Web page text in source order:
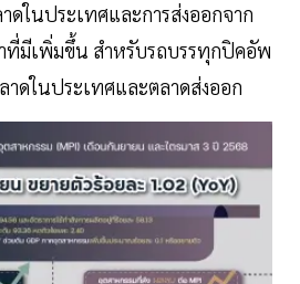
ดในประเทศและการส่งออกจาก
ที่มีเพิ่มขึ้น สำหรับรถบรรทุกปิคอัพ
าดในประเทศและตลาดส่งออก